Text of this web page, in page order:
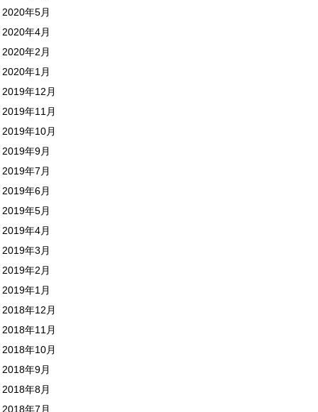
2020年5月
2020年4月
2020年2月
2020年1月
2019年12月
2019年11月
2019年10月
2019年9月
2019年7月
2019年6月
2019年5月
2019年4月
2019年3月
2019年2月
2019年1月
2018年12月
2018年11月
2018年10月
2018年9月
2018年8月
2018年7月